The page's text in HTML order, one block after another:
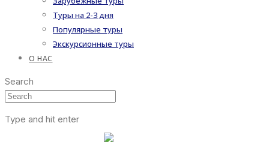
Туры на 2-3 дня
Популярные туры
Экскурсионные туры
О НАС
Search
Type and hit enter